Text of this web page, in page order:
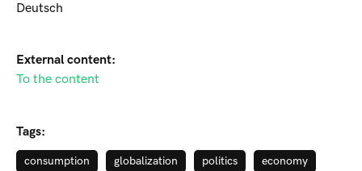
Deutsch
External content:
To the content
Tags:
consumption globalization politics economy